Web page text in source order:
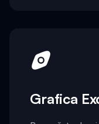
Grafica